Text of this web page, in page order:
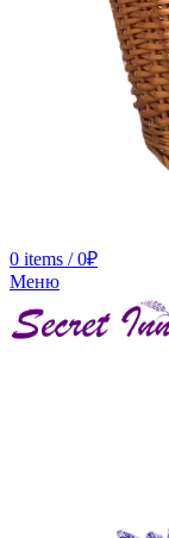
0 items / 0₽
Меню